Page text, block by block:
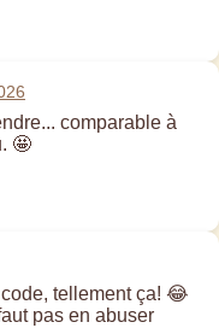
comparable à
🤩
tellement ça! 😂
pas en abuser